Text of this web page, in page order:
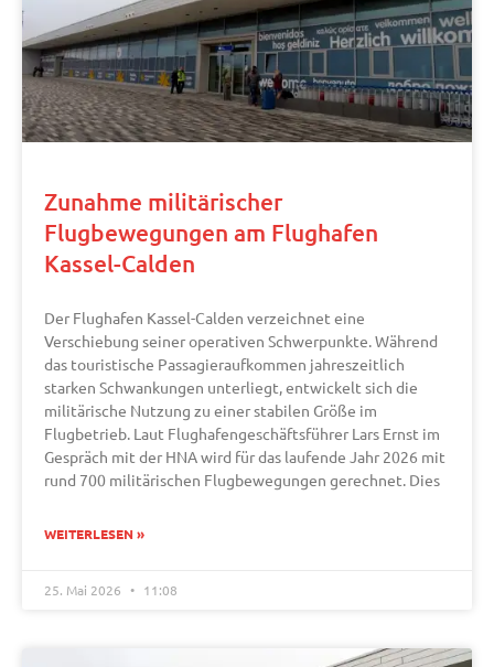
Zunahme militärischer
Flugbewegungen am Flughafen
Kassel-Calden
Der Flughafen Kassel-Calden verzeichnet eine
Verschiebung seiner operativen Schwerpunkte. Während
das touristische Passagieraufkommen jahreszeitlich
starken Schwankungen unterliegt, entwickelt sich die
militärische Nutzung zu einer stabilen Größe im
Flugbetrieb. Laut Flughafengeschäftsführer Lars Ernst im
Gespräch mit der HNA wird für das laufende Jahr 2026 mit
rund 700 militärischen Flugbewegungen gerechnet. Dies
WEITERLESEN »
25. Mai 2026 11:08